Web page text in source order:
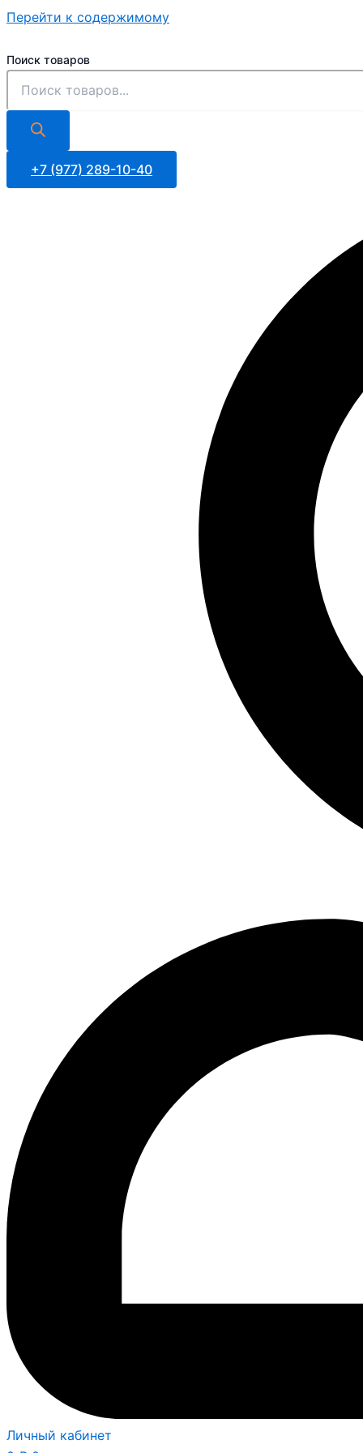
Перейти к содержимому
Поиск товаров
+7 (977) 289-10-40
Личный кабинет